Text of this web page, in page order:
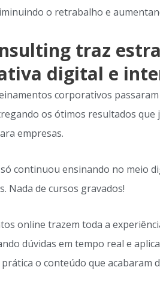
o retrabalho e
traz
digital e
corporativos
os ótimos resultados que
empresas.
continuou ensinando no meio
Nada de cursos gravados!
online trazem toda a
dúvidas em tempo real e
o conteúdo que acabaram